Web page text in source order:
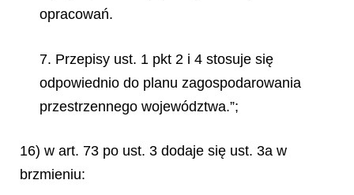
opracowań.
7. Przepisy ust. 1 pkt 2 i 4 stosuje się
odpowiednio do planu zagospodarowania
przestrzennego województwa.”;
16) w art. 73 po ust. 3 dodaje się ust. 3a w
brzmieniu: